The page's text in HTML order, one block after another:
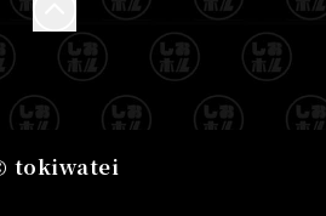
tokiwatei